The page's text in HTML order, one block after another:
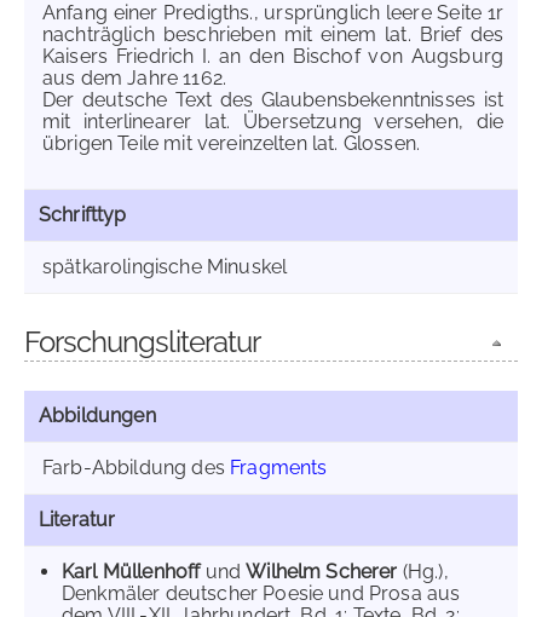
Anfang einer Predigths., ursprünglich leere Seite 1r
nachträglich beschrieben mit einem lat. Brief des
Kaisers Friedrich I. an den Bischof von Augsburg
aus dem Jahre 1162.
Der deutsche Text des Glaubensbekenntnisses ist
mit interlinearer lat. Übersetzung versehen, die
übrigen Teile mit vereinzelten lat. Glossen.
Schrifttyp
spätkarolingische Minuskel
Forschungsliteratur
Abbildungen
Farb-Abbildung des Fragments
Literatur
Karl MüllenhoffundWilhelm Scherer (Hg.),
Denkmäler deutscher Poesie und Prosa aus